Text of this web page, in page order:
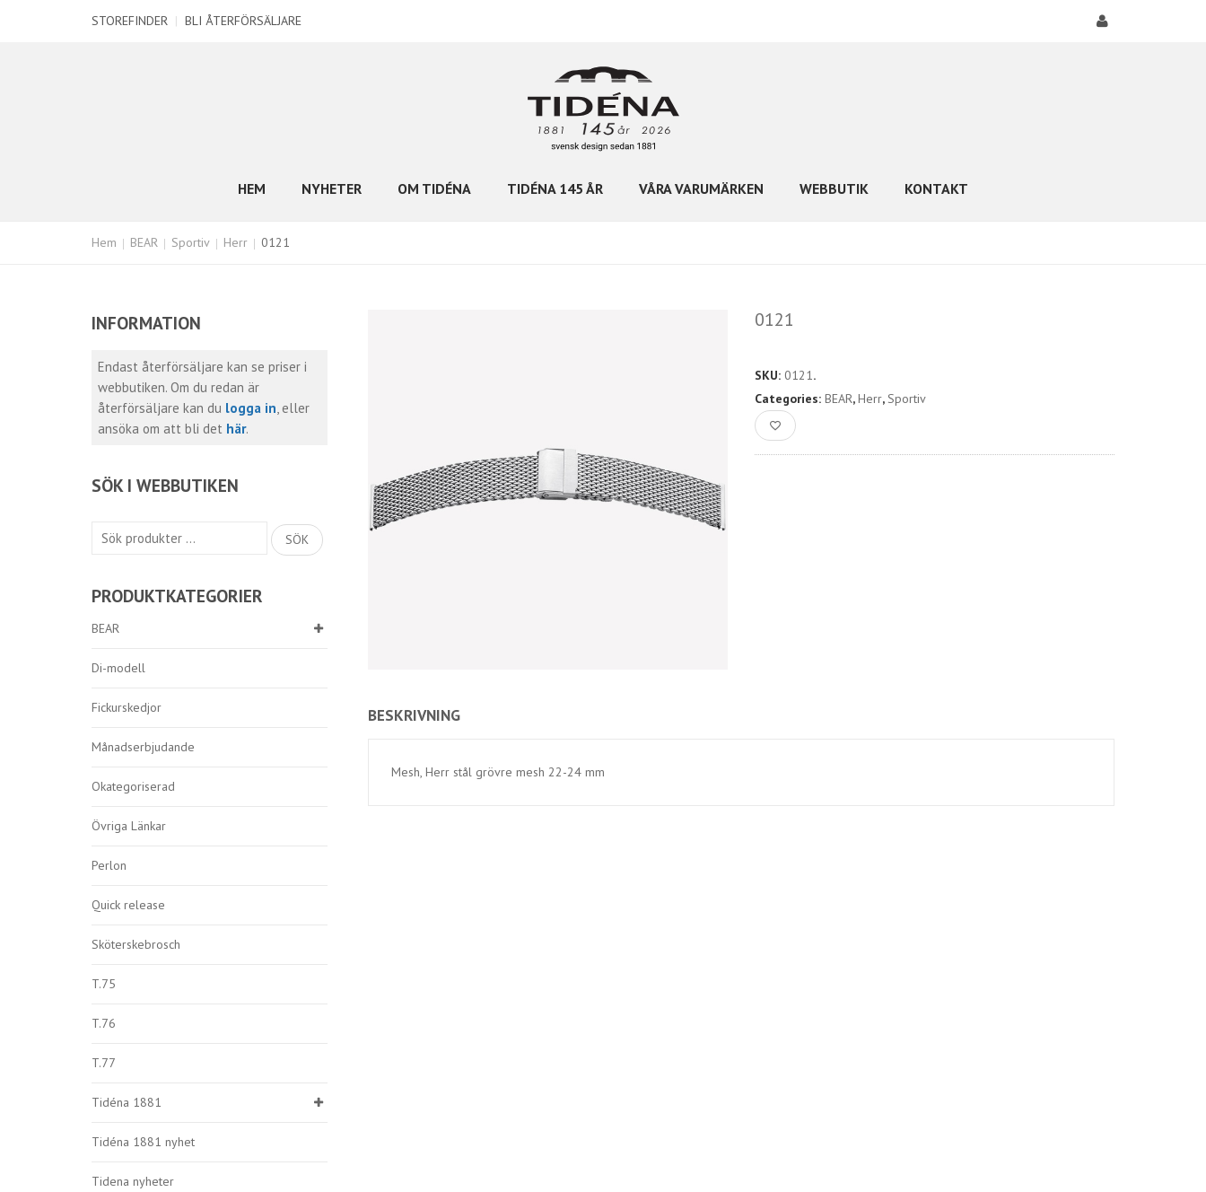
STOREFINDER | BLI ÅTERFÖRSÄLJARE
HEM NYHETER OM TIDÉNA TIDÉNA 145 ÅR VÅRA VARUMÄRKEN WEBBUTIK KONTAKT
Hem BEAR Sportiv Herr 0121
INFORMATION
Endast återförsäljare kan se priser i
webbutiken. Om du redan är
återförsäljare kan du logga in, eller
ansöka om att bli det här.
SÖK I WEBBUTIKEN
Sök
SÖK
PRODUKTKATEGORIER
BEAR
Di-modell
Fickurskedjor
Månadserbjudande
Okategoriserad
Övriga Länkar
Perlon
Quick release
Sköterskebrosch
T.75
T.76
T.77
Tidéna 1881
Tidéna 1881 nyhet
Tidena nyheter
0121
SKU: 0121.
Categories: BEAR,Herr,Sportiv
BESKRIVNING
Mesh, Herr stål grövre mesh 22-24 mm